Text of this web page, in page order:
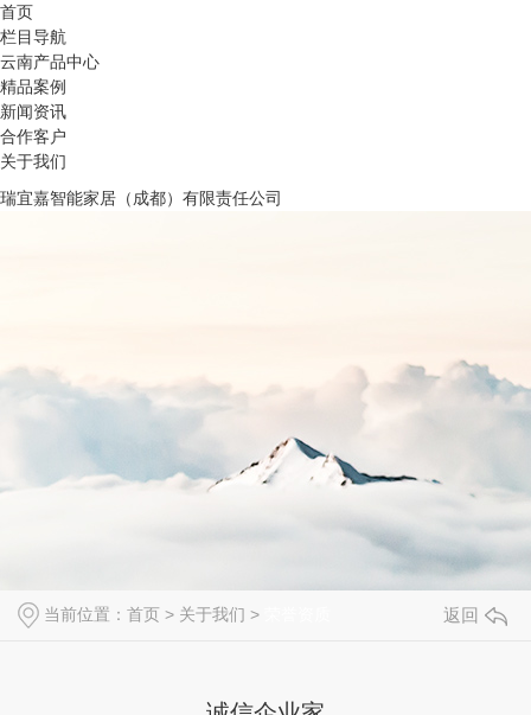
首页
栏目导航
云南产品中心
精品案例
新闻资讯
合作客户
关于我们
瑞宜嘉智能家居（成都）有限责任公司
当前位置： 首页 > 关于我们 > 返回